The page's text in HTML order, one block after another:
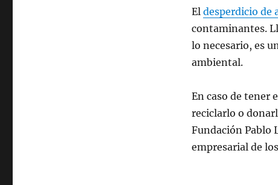
El desperdicio de
contaminantes.
lo necesario, es
ambiental.
En caso de tener
reciclarlo o
Fundación Pablo
empresarial de los